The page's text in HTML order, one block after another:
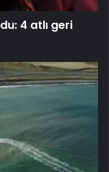
4 atlı geri